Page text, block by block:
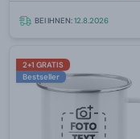
BEI IHNEN:12.8.2026
2+1 GRATIS
Bestseller